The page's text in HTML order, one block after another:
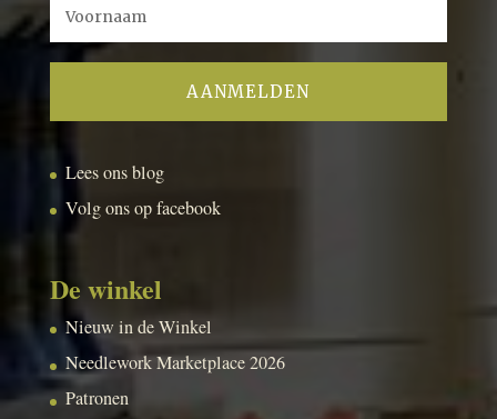
Lees ons blog
Volg ons op facebook
De winkel
Nieuw in de Winkel
Needlework Marketplace 2026
Patronen